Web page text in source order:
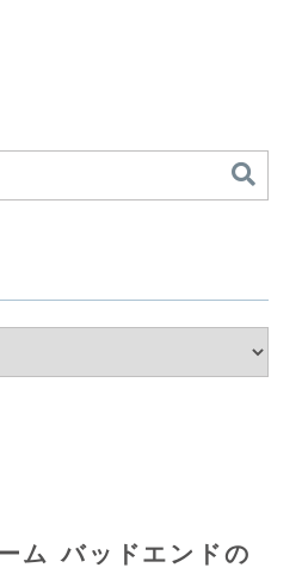
ム バッドエンドの